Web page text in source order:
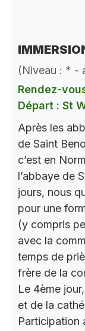
(Niveau : * -
Rendez-
Départ : St
Après les
de Saint
c’est en
l’abbaye de
jours, nous
pour une
(y compris
avec la
temps de
frère de la
Le 4ème
et de la
Participation